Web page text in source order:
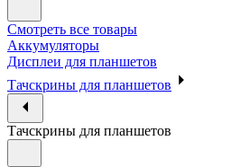
Смотреть все товары
Аккумуляторы
Дисплеи для планшетов
Тачскрины для планшетов
Тачскрины для планшетов